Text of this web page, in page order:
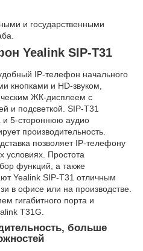
и государственными
Yealink SIP-T31
IP-телефон начального
кнопками и HD-звуком,
ЖК-дисплеем с
и подсветкой. SIP-T31
и 5-стороннюю аудио
производительность.
позволяет IP-телефону
условиях. Простота
функций, а также
Yealink SIP-T31 отличным
в офисе или на производстве.
гигабитного порта и
T31G.
больше